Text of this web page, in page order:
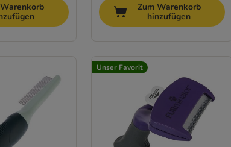
Zum Warenkorb
hinzufügen
Unser Favorit